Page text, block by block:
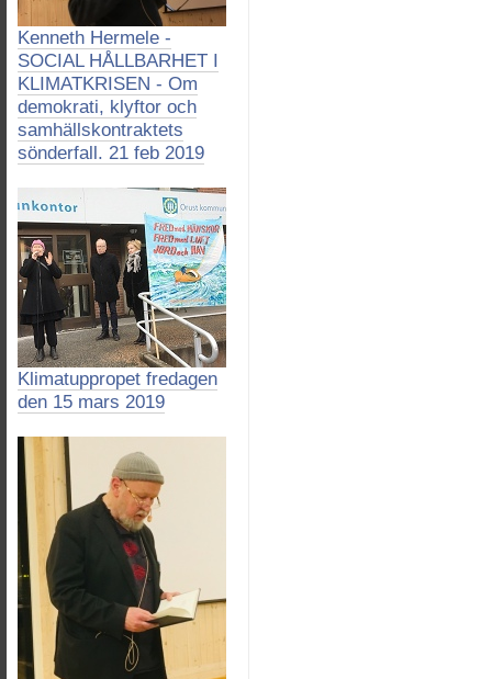
Kenneth Hermele -
SOCIAL HÅLLBARHET I
KLIMATKRISEN - Om
demokrati, klyftor och
samhällskontraktets
sönderfall. 21 feb 2019
Klimatuppropet fredagen
den 15 mars 2019